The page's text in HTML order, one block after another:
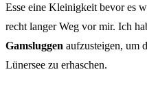
Esse eine Kleinigkeit bevor es
recht langer Weg vor mir. Ich
Gamsluggen aufzusteigen, um
Lünersee zu erhaschen.